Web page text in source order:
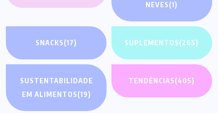
NEVES(1)
SNACKS(17) SUPLEMENTOS(265)
SUSTENTABILIDADE
EM ALIMENTOS(19)
TENDÊNCIAS(405)